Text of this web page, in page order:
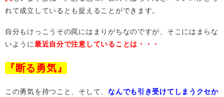
れて成立しているとも捉えることができます。
自分もけっこうその罠にはまりがちなのですが、そこにはまらな
いように最近自分で注意していることは・・・
『断る勇気』
この勇気を持つこと、そして、なんでも引き受けてしまうクセか